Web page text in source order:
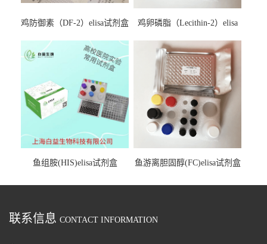
鸡防御素（DF-2）elisa试剂盒
鸡卵磷脂（Lecithin-2）elisa
鱼组胺(HIS)elisa试剂盒 鱼游离胆固醇(FC)elisa试剂盒
联系信息 CONTACT INFORMATION